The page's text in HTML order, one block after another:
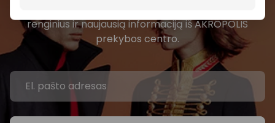
renginius ir naujausią informaciją iš AKROPOLIS
prekybos centro.